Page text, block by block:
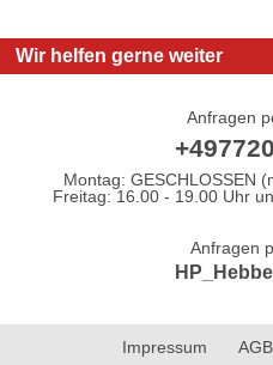
Wir helfen gerne weiter
Anfragen
Montag: GESCHLOSSEN
Freitag: 16.00 - 19.00 Uhr
Anfragen
Impressum AGB